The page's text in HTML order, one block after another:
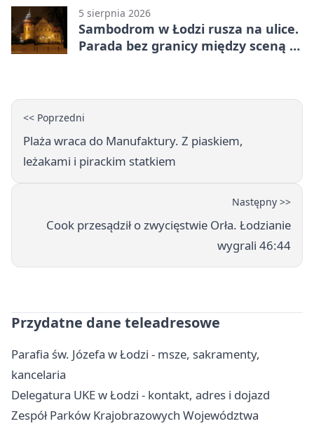
5 sierpnia 2026
Sambodrom w Łodzi rusza na ulice.
Parada bez granicy między sceną a
<< Poprzedni
Plaża wraca do Manufaktury. Z piaskiem,
leżakami i pirackim statkiem
Następny >>
Cook przesądził o zwycięstwie Orła. Łodzianie
wygrali 46:44
Przydatne dane teleadresowe
Parafia św. Józefa w Łodzi - msze, sakramenty,
kancelaria
Delegatura UKE w Łodzi - kontakt, adres i dojazd
Zespół Parków Krajobrazowych Województwa